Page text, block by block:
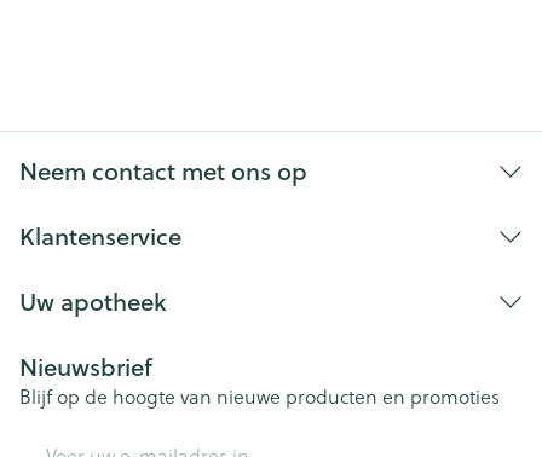
Neem contact met ons op
Klantenservice
Uw apotheek
Nieuwsbrief
Blijf op de hoogte van nieuwe producten en promoties